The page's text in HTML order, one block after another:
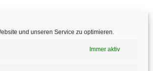
und unseren Service zu optimieren.
Immer aktiv